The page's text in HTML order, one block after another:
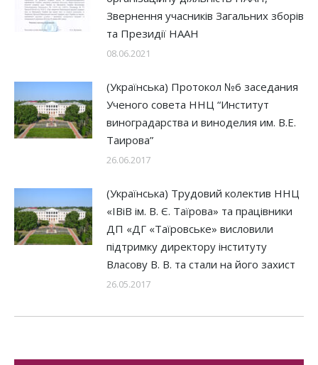
Звернення учасників Загальних зборів
та Президії НААН
08.06.2021
(Українська) Протокол №6 заседания
Ученого cовета ННЦ “Институт
виноградарства и виноделия им. В.Е.
Таирова”
26.06.2017
(Українська) Трудовий колектив ННЦ
«ІВіВ ім. В. Є. Таїрова» та працівники
ДП «ДГ «Таїровське» висловили
підтримку директору інституту
Власову В. В. та стали на його захист
26.05.2017